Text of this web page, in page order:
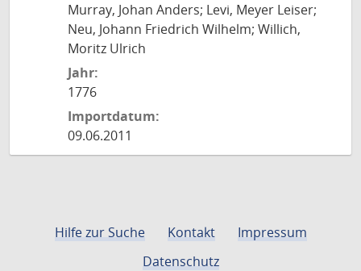
Murray, Johan Anders; Levi, Meyer Leiser;
Neu, Johann Friedrich Wilhelm; Willich,
Moritz Ulrich
Jahr:
1776
Importdatum:
09.06.2011
Hilfe zur Suche Kontakt
Impressum
Datenschutz